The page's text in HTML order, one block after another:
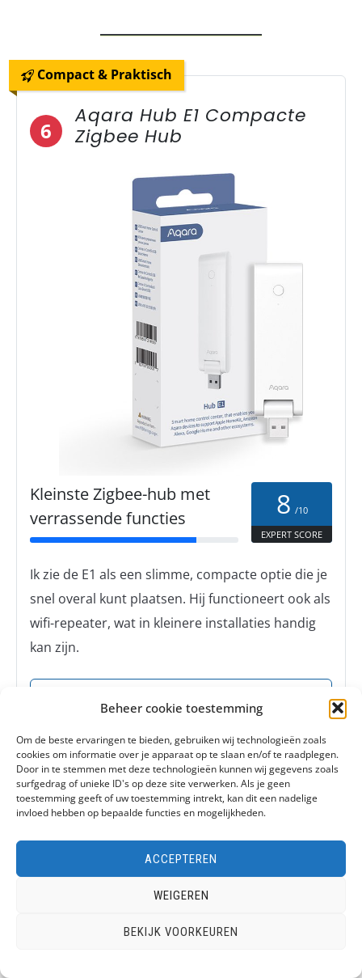
Beheer cookie toestemming
Om de beste ervaringen te bieden, gebruiken wij technologieën zoals
cookies om informatie over je apparaat op te slaan en/of te raadplegen.
Door in te stemmen met deze technologieën kunnen wij gegevens zoals
surfgedrag of unieke ID's op deze site verwerken. Als je geen
toestemming geeft of uw toestemming intrekt, kan dit een nadelige
invloed hebben op bepaalde functies en mogelijkheden.
ACCEPTEREN
WEIGEREN
BEKIJK VOORKEUREN
Compact & Praktisch
6
Aqara Hub E1 Compacte
Zigbee Hub
Kleinste Zigbee-hub met
verrassende functies
8 /10
EXPERT SCORE
Ik zie de E1 als een slimme, compacte optie die je
snel overal kunt plaatsen. Hij functioneert ook als
wifi-repeater, wat in kleinere installaties handig
kan zijn.
Voordelen
Zeer compact en makkelijk te plaatsen
Werkt met Apple HomeKit en Mi Home
Kan als wifi-repeater fungeren
Sommige gebruikers ervaren verbindingsissues